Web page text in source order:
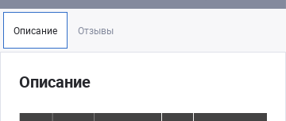
Описание Отзывы
Описание